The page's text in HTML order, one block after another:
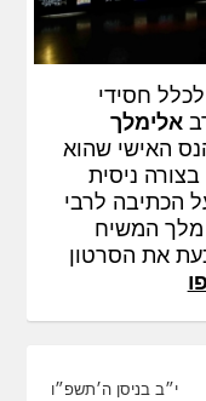
חסידי
אלימלך
האישי שהוא
ניסית
הכתיבה לרבי
מלך המשיח
את הסרטון
י״ב בניסן ה׳תשפ״ו